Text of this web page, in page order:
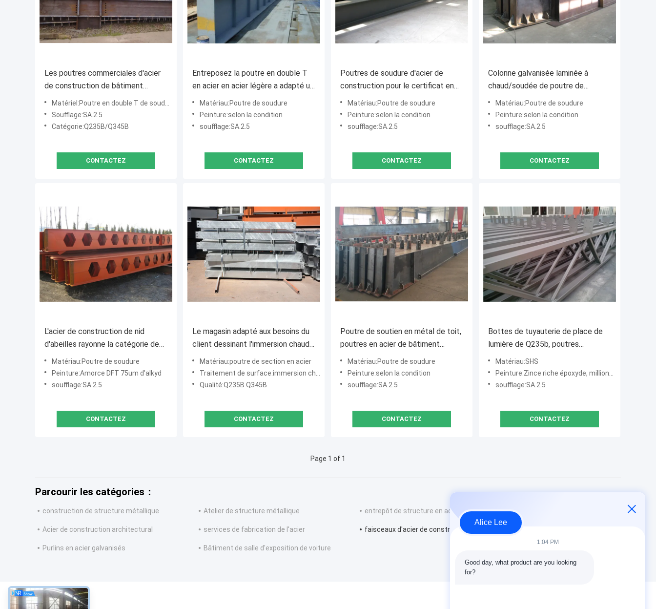
Les poutres commerciales d'acier
de construction de bâtiment
soudent le type lourd de
Q235b/Q345b
Matériel:Poutre en double T de soudure
Soufflage:SA.2.5
Catégorie:Q235B/Q345B
CONTACTEZ
Entreposez la poutre en double T
en acier en acier légère a adapté un
service aux besoins du client de
matériaux d'arrêt
Matériau:Poutre de soudure
Peinture:selon la condition
soufflage:SA.2.5
CONTACTEZ
Poutres de soudure d'acier de
construction pour le certificat en
acier d'OIN de construction de
bâtiments
Matériau:Poutre de soudure
Peinture:selon la condition
soufflage:SA.2.5
CONTACTEZ
Colonne galvanisée laminée à
chaud/soudée de poutre de
structure métallique de section
des poutres en acier H
Matériau:Poutre de soudure
Peinture:selon la condition
soufflage:SA.2.5
CONTACTEZ
L'acier de construction de nid
d'abeilles rayonne la catégorie de
Q235b Q345b pour l'appui principal
Matériau:Poutre de soudure
Peinture:Amorce DFT 75um d'alkyd
soufflage:SA.2.5
CONTACTEZ
Le magasin adapté aux besoins du
client dessinant l'immersion chaude
a galvanisé des membres d'acier de
construction
Matériau:poutre de section en acier
Traitement de surface:immersion chaude 650g/m2 galvanisé
Qualité:Q235B Q345B
CONTACTEZ
Poutre de soutien en métal de toit,
poutres en acier de bâtiment
crénelé dans la forme de H
Matériau:Poutre de soudure
Peinture:selon la condition
soufflage:SA.2.5
CONTACTEZ
Bottes de tuyauterie de place de
lumière de Q235b, poutres
structurelles en métal gris pour
Surport
Matériau:SHS
Peinture:Zince riche époxyde, millions de peinture époxyde DFT 100UM de middl de barrior
soufflage:SA.2.5
CONTACTEZ
Page 1 of 1
Parcourir les catégories：
construction de structure métallique Atelier de structure métallique entrepôt de structure en acier
Acier de construction architectural services de fabrication de l'acier faisceaux d'acier de construction
Purlins en acier galvanisés Bâtiment de salle d'exposition de voiture
Alice Lee
1:04 PM
Good day, what product are you looking
for?